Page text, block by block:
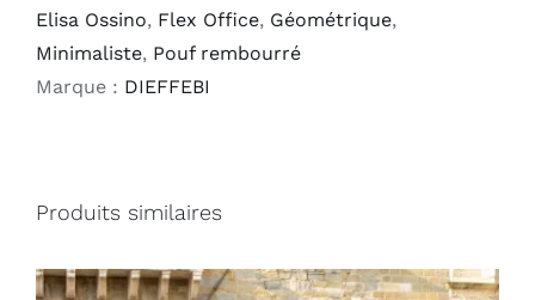
Elisa Ossino, Flex Office, Géométrique,
Minimaliste, Pouf rembourré
Marque : DIEFFEBI
Produits similaires